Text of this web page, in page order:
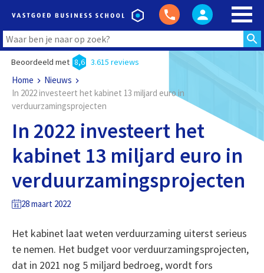
Beoordeeld met 8,6 3.615 reviews
Home
Nieuws
In 2022 investeert het kabinet 13 miljard euro in
verduurzamingsprojecten
In 2022 investeert het
kabinet 13 miljard euro in
verduurzamingsprojecten
28 maart 2022
Het kabinet laat weten verduurzaming uiterst serieus
te nemen. Het budget voor verduurzamingsprojecten,
dat in 2021 nog 5 miljard bedroeg, wordt fors